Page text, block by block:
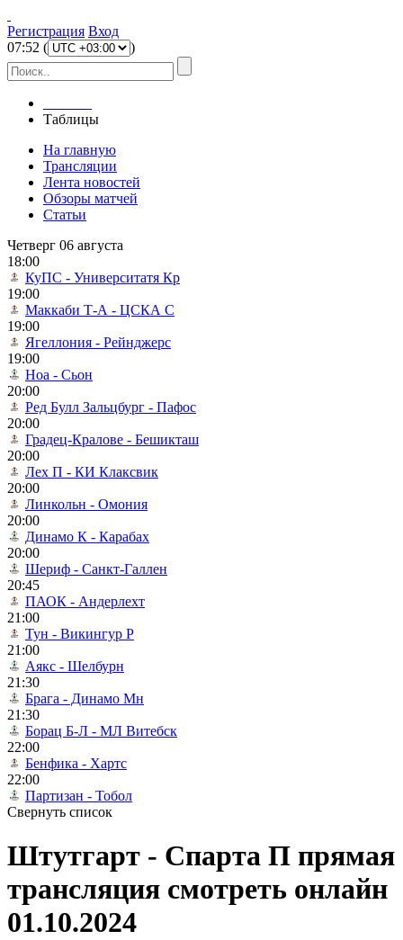
Регистрация Вход
07:52 ( )
Таблицы
На главную
Трансляции
Лента новостей
Обзоры матчей
Статьи
Четверг 06 августа
18:00
КуПС - Университатя Кр
19:00
Маккаби Т-А - ЦСКА С
19:00
Ягеллония - Рейнджерс
19:00
Ноа - Сьон
20:00
Ред Булл Зальцбург - Пафос
20:00
Градец-Кралове - Бешикташ
20:00
Лех П - КИ Клаксвик
20:00
Линкольн - Омония
20:00
Динамо К - Карабах
20:00
Шериф - Санкт-Галлен
20:45
ПАОК - Андерлехт
21:00
Тун - Викингур Р
21:00
Аякс - Шелбурн
21:30
Брага - Динамо Мн
21:30
Борац Б-Л - МЛ Витебск
22:00
Бенфика - Хартс
22:00
Партизан - Тобол
Свернуть список
Штутгарт - Спарта П прямая
трансляция смотреть онлайн
01.10.2024